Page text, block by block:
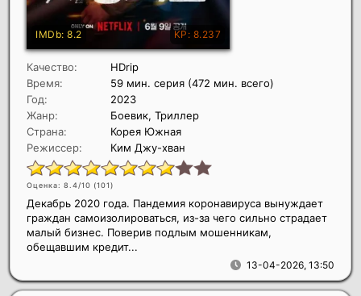
Качество:
HDrip
Время:
59 мин. серия (472 мин. всего)
Год:
2023
Жанр:
Боевик, Триллер
Страна:
Корея Южная
Режиссер:
Ким Джу-хван
Оценка: 8.4/10 (101)
13-04-2026, 13:50
Декабрь 2020 года. Пандемия коронавируса вынуждает
граждан самоизолироваться, из-за чего сильно страдает
малый бизнес. Поверив подлым мошенникам,
обещавшим кредит...